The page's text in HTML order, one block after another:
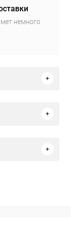
немного